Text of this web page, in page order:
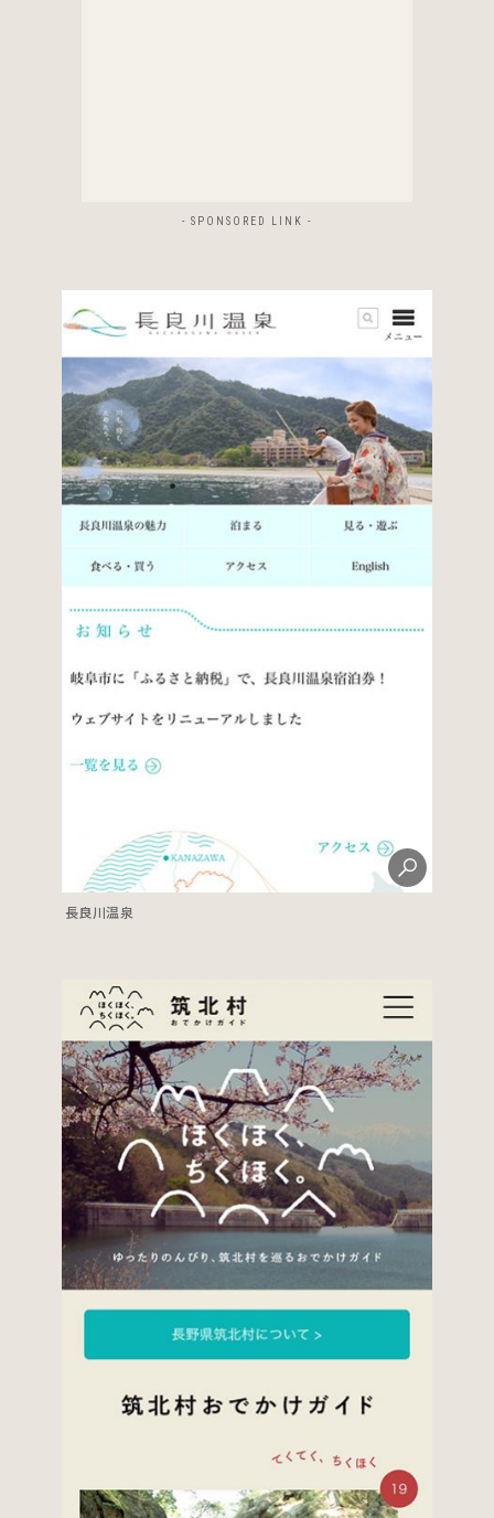
- SPONSORED LINK -
長良川温泉